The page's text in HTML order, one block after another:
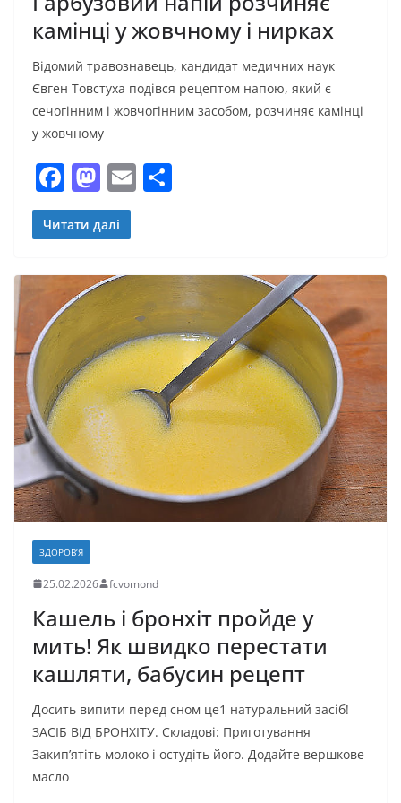
камінці у жовчному і нирках
Відомий травознавець, кандидат медичних наук
Євген Товстуха подівся рецептом напою, який є
сечогінним і жовчогінним засобом, розчиняє камінці
у жовчному
F
a
c
b
o
o
k
M
a
st
d
o
n
E
и
т
и
с
я
Читати далі
ЗДОРОВ’Я
25.02.2026 fcvomond
Кашель і бронхіт пройде у
мить! Як швидко перестати
кашляти, бабусин рецепт
Досить випити перед сном це1 натуральний засіб!
ЗАСІБ ВІД БРОНХІТУ. Складові: Приготування
Закип’ятіть молоко і остудіть його. Додайте вершкове
масло